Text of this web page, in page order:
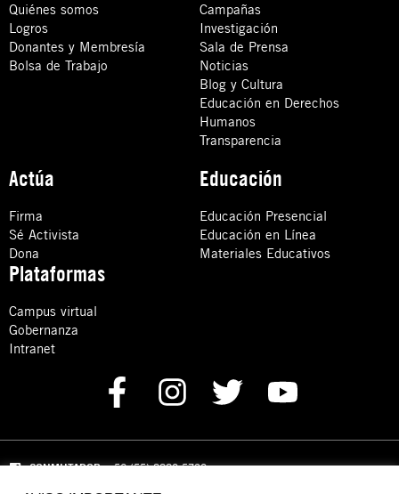
Quiénes somos
Logros
Donantes y Membresía
Bolsa de Trabajo
Campañas
Investigación
Sala de Prensa
Noticias
Blog y Cultura
Educación en Derechos
Humanos
Transparencia
Actúa
Firma
Sé Activista
Dona
Educación
Educación Presencial
Educación en Línea
Materiales Educativos
Plataformas
Campus virtual
Gobernanza
Intranet
CONMUTADOR: +52 (55) 8880 5730